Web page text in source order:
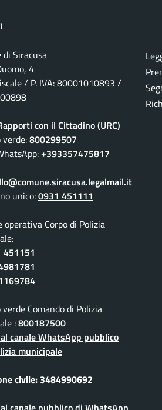
di Siracusa
4
/ P. IVA: 80001010893 /
con il Cittadino (URC)
800299507
+393357475817
unico:0931 451111
operativa Corpo di Polizia
451151
Comando di Polizia
:800187500
canale WhatsApp pubblico
municipale
civile: 3484990692